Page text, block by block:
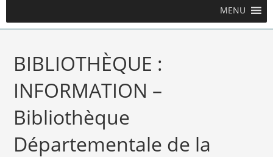
MENU
BIBLIOTHÈQUE :
INFORMATION –
Bibliothèque
Départementale de la